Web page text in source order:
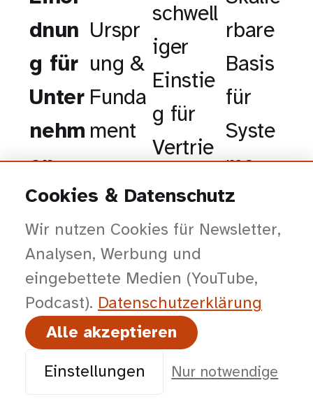
dnun
g für
Unter
nehm
en
Urspr
ung &
Funda
ment
schwell
iger
Einstie
g für
Vertrie
rbare
Basis
für
Syste
me
Alle drei Ansätze nutzen OpenUSD,
verfolgen jedoch unterschiedliche Ziele.
Für Unternehmen entsteht daraus
Wahlfreiheit je nach Anwendungsfall.
Cookies & Datenschutz
Wir nutzen Cookies für Newsletter,
Analysen, Werbung und
eingebettete Medien (YouTube,
Podcast). Datenschutz­erklärung
Alle akzeptieren
Einstellungen Nur notwendige